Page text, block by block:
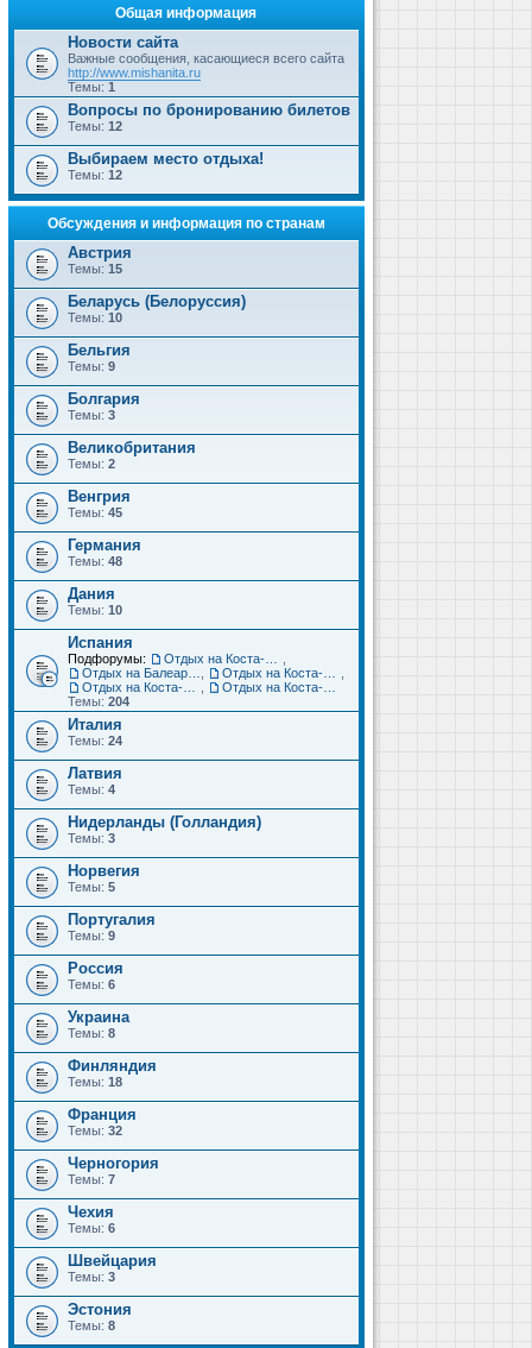
Общая информация
Новости сайта
Важные сообщения, касающиеся всего сайта
http://www.mishanita.ru
Темы: 1
Вопросы по бронированию билетов
Темы: 12
Выбираем место отдыха!
Темы: 12
Обсуждения и информация по странам
Австрия
Темы: 15
Беларусь (Белоруссия)
Темы: 10
Бельгия
Темы: 9
Болгария
Темы: 3
Великобритания
Темы: 2
Венгрия
Темы: 45
Германия
Темы: 48
Дания
Темы: 10
Испания
Подфорумы:
Темы: 204
Италия
Темы: 24
Латвия
Темы: 4
Нидерланды (Голландия)
Темы: 3
Норвегия
Темы: 5
Португалия
Темы: 9
Россия
Темы: 6
Украина
Темы: 8
Финляндия
Темы: 18
Франция
Темы: 32
Черногория
Темы: 7
Чехия
Темы: 6
Швейцария
Темы: 3
Эстония
Темы: 8